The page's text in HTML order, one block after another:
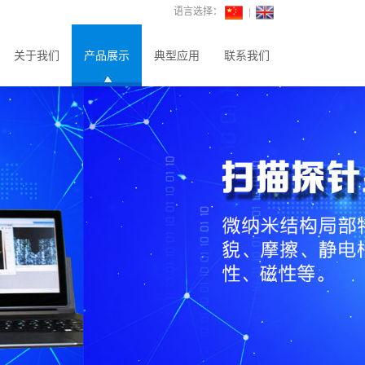
语言选择：
关于我们 产品展示 典型应用 联系我们